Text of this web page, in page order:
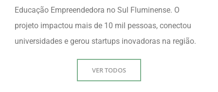
Educação Empreendedora no Sul Fluminense. O
projeto impactou mais de 10 mil pessoas, conectou
universidades e gerou startups inovadoras na região.
VER TODOS